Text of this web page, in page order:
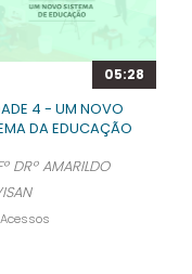
05:28
4 - UM NOVO
DA EDUCAÇÃO
DRº AMARILDO